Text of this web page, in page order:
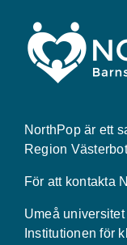
NorthPop är ett
Region
För att kontakta
Umeå universitet
Institutionen för